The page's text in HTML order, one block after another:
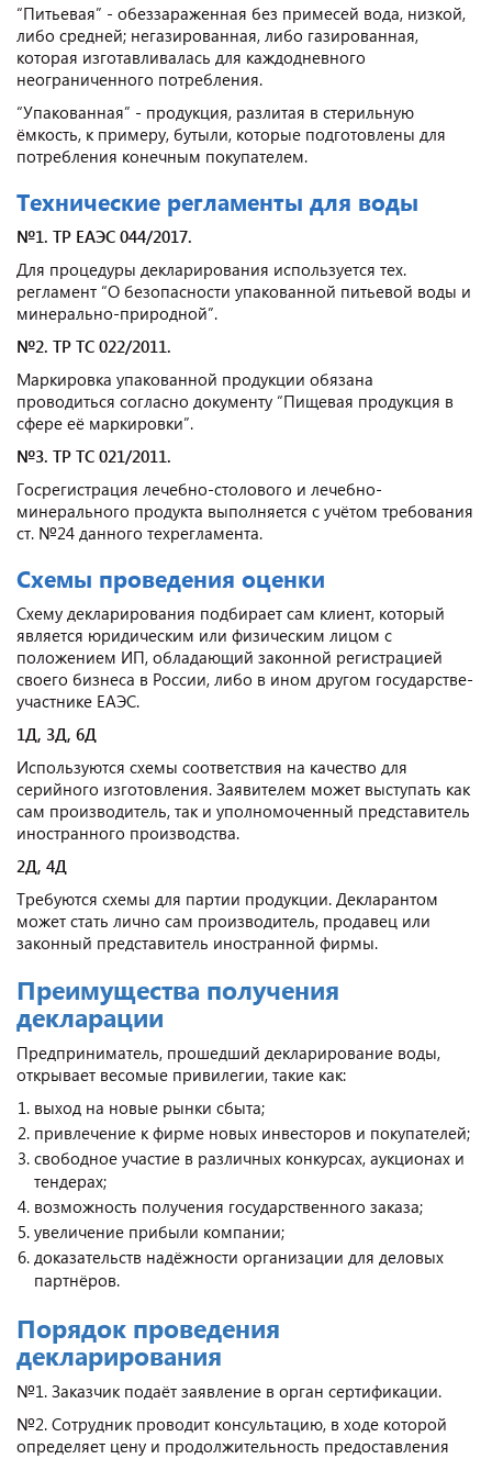
“Питьевая” - обеззараженная без примесей вода, низкой,
либо средней; негазированная, либо газированная,
которая изготавливалась для каждодневного
неограниченного потребления.
“Упакованная” - продукция, разлитая в стерильную
ёмкость, к примеру, бутыли, которые подготовлены для
потребления конечным покупателем.
Технические регламенты для воды
№1. ТР ЕАЭС 044/2017.
Для процедуры декларирования используется тех.
регламент “О безопасности упакованной питьевой воды и
минерально-природной”.
№2. ТР ТС 022/2011.
Маркировка упакованной продукции обязана
проводиться согласно документу “Пищевая продукция в
сфере её маркировки”.
№3. ТР ТС 021/2011.
Госрегистрация лечебно-столового и лечебно-
минерального продукта выполняется с учётом требования
ст. №24 данного техрегламента.
Схемы проведения оценки
Схему декларирования подбирает сам клиент, который
является юридическим или физическим лицом с
положением ИП, обладающий законной регистрацией
своего бизнеса в России, либо в ином другом государстве-
участнике ЕАЭС.
1Д, 3Д, 6Д
Используются схемы соответствия на качество для
серийного изготовления. Заявителем может выступать как
сам производитель, так и уполномоченный представитель
иностранного производства.
2Д, 4Д
Требуются схемы для партии продукции. Декларантом
может стать лично сам производитель, продавец или
законный представитель иностранной фирмы.
Преимущества получения
декларации
Предприниматель, прошедший декларирование воды,
открывает весомые привилегии, такие как:
выход на новые рынки сбыта;
привлечение к фирме новых инвесторов и покупателей;
свободное участие в различных конкурсах, аукционах и
тендерах;
возможность получения государственного заказа;
увеличение прибыли компании;
доказательств надёжности организации для деловых
партнёров.
Порядок проведения
декларирования
№1. Заказчик подаёт заявление в орган сертификации.
№2. Сотрудник проводит консультацию, в ходе которой
определяет цену и продолжительность предоставления